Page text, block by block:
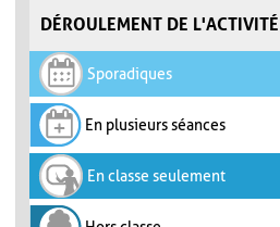
DÉROULEMENT DE L'ACTIVITÉ
Sporadiques
En plusieurs séances
En classe seulement